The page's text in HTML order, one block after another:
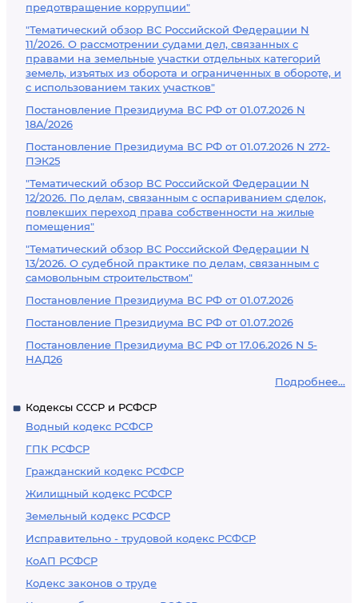
предотвращение коррупции"
"Тематический обзор ВС Российской Федерации N
11/2026. О рассмотрении судами дел, связанных с
правами на земельные участки отдельных категорий
земель, изъятых из оборота и ограниченных в обороте, и
с использованием таких участков"
Постановление Президиума ВС РФ от 01.07.2026 N
18А/2026
Постановление Президиума ВС РФ от 01.07.2026 N 272-
ПЭК25
"Тематический обзор ВС Российской Федерации N
12/2026. По делам, связанным с оспариванием сделок,
повлекших переход права собственности на жилые
помещения"
"Тематический обзор ВС Российской Федерации N
13/2026. О судебной практике по делам, связанным с
самовольным строительством"
Постановление Президиума ВС РФ от 01.07.2026
Постановление Президиума ВС РФ от 01.07.2026
Постановление Президиума ВС РФ от 17.06.2026 N 5-
НАД26
Подробнее...
Кодексы СССР и РСФСР
Водный кодекс РСФСР
ГПК РСФСР
Гражданский кодекс РСФСР
Жилищный кодекс РСФСР
Земельный кодекс РСФСР
Исправительно - трудовой кодекс РСФСР
КоАП РСФСР
Кодекс законов о труде